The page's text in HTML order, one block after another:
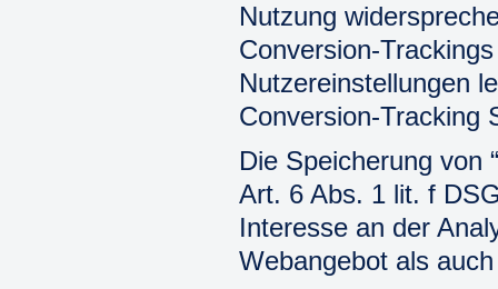
Nutzung
Conversion-
Nutzereinstellungen
Conversion-Tracking
Die Speicherung von
Art. 6 Abs. 1 lit. f
Interesse an der
Webangebot als